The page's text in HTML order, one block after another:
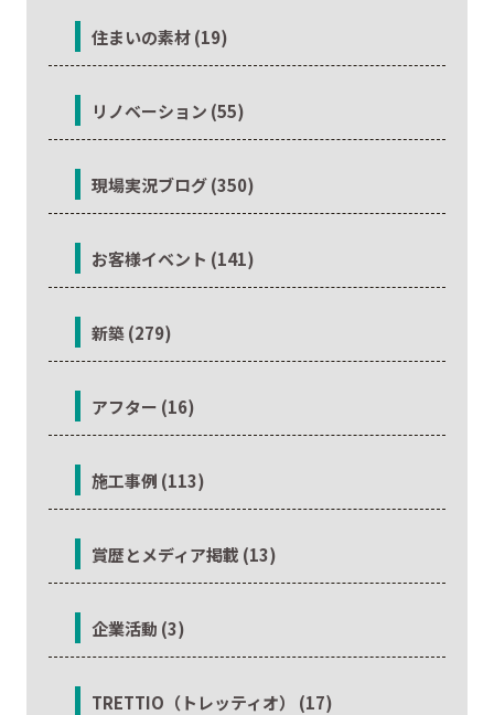
住まいの素材 (19)
リノベーション (55)
現場実況ブログ (350)
お客様イベント (141)
新築 (279)
アフター (16)
施工事例 (113)
賞歴とメディア掲載 (13)
企業活動 (3)
TRETTIO（トレッティオ） (17)